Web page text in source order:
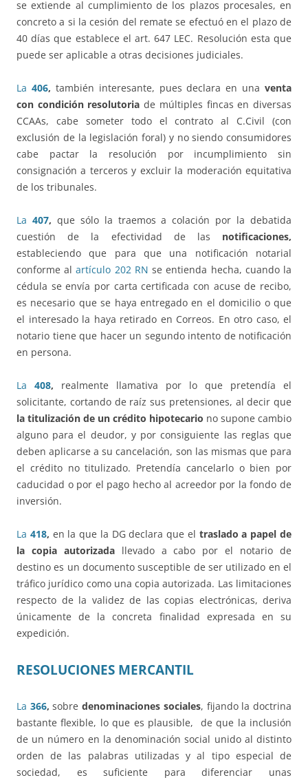
se extiende al cumplimiento de los plazos procesales, en
concreto a si la cesión del remate se efectuó en el plazo de
40 días que establece el art. 647 LEC. Resolución esta que
puede ser aplicable a otras decisiones judiciales.
La 406, también interesante, pues declara en una venta
con condición resolutoria de múltiples fincas en diversas
CCAAs, cabe someter todo el contrato al C.Civil (con
exclusión de la legislación foral) y no siendo consumidores
cabe pactar la resolución por incumplimiento sin
consignación a terceros y excluir la moderación equitativa
de los tribunales.
La 407, que sólo la traemos a colación por la debatida
cuestión de la efectividad de las notificaciones,
estableciendo que para que una notificación notarial
conforme alartículo 202 RN se entienda hecha, cuando la
cédula se envía por carta certificada con acuse de recibo,
es necesario que se haya entregado en el domicilio o que
el interesado la haya retirado en Correos. En otro caso, el
notario tiene que hacer un segundo intento de notificación
en persona.
La 408, realmente llamativa por lo que pretendía el
solicitante, cortando de raíz sus pretensiones, al decir que
la titulización de un crédito hipotecario no supone cambio
alguno para el deudor, y por consiguiente las reglas que
deben aplicarse a su cancelación, son las mismas que para
el crédito no titulizado. Pretendía cancelarlo o bien por
caducidad o por el pago hecho al acreedor por la fondo de
inversión.
La 418, en la que la DG declara que el traslado a papel de
la copia autorizadallevado a cabo por el notario de
destino es un documento susceptible de ser utilizado en el
tráfico jurídico como una copia autorizada. Las limitaciones
respecto de la validez de las copias electrónicas, deriva
únicamente de la concreta finalidad expresada en su
expedición.
RESOLUCIONES MERCANTIL
La 366,sobredenominaciones sociales, fijando la doctrina
bastante flexible, lo que es plausible, de que la inclusión
de un número en la denominación social unido al distinto
orden de las palabras utilizadas y al tipo especial de
sociedad, es suficiente para diferenciar unas